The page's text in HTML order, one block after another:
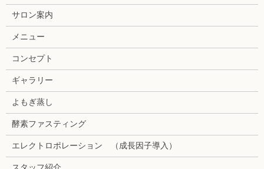
サロン案内
メニュー
コンセプト
ギャラリー
よもぎ蒸し
酵素ファスティング
エレクトロポレーション （成長因子導入）
スタッフ紹介